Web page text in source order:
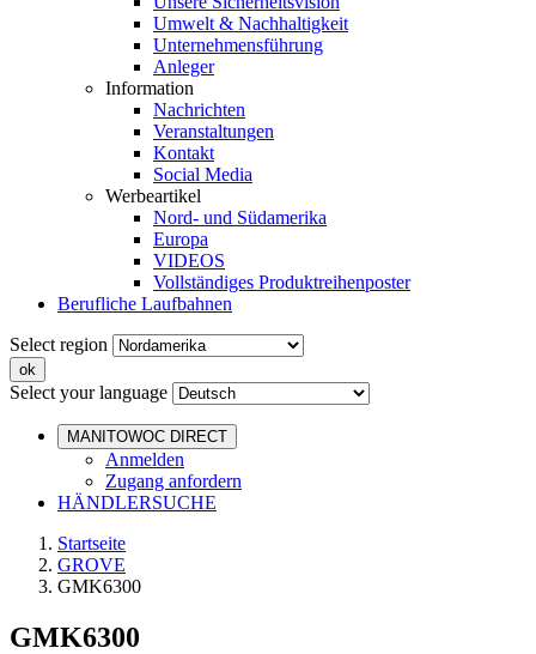
Umwelt & Nachhaltigkeit
Unternehmensführung
Anleger
Information
Nachrichten
Veranstaltungen
Kontakt
Social Media
Werbeartikel
Nord- und Südamerika
Europa
VIDEOS
Vollständiges Produktreihenposter
Berufliche Laufbahnen
Select region
Select your language
MANITOWOC DIRECT
Anmelden
Zugang anfordern
HÄNDLERSUCHE
Startseite
GROVE
GMK6300
GMK6300